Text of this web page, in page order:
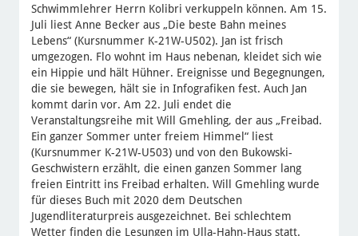
Schwimmlehrer Herrn Kolibri verkuppeln können. Am 15.
Juli liest Anne Becker aus „Die beste Bahn meines
Lebens“ (Kursnummer K-21W-U502). Jan ist frisch
umgezogen. Flo wohnt im Haus nebenan, kleidet sich wie
ein Hippie und hält Hühner. Ereignisse und Begegnungen,
die sie bewegen, hält sie in Infografiken fest. Auch Jan
kommt darin vor. Am 22. Juli endet die
Veranstaltungsreihe mit Will Gmehling, der aus „Freibad.
Ein ganzer Sommer unter freiem Himmel“ liest
(Kursnummer K-21W-U503) und von den Bukowski-
Geschwistern erzählt, die einen ganzen Sommer lang
freien Eintritt ins Freibad erhalten. Will Gmehling wurde
für dieses Buch mit 2020 dem Deutschen
Jugendliteraturpreis ausgezeichnet. Bei schlechtem
Wetter finden die Lesungen im Ulla-Hahn-Haus statt.